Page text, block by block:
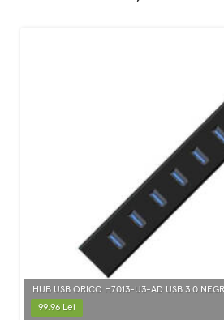
HUB USB ORICO H7013-U3-AD USB 3.0
99.96 Lei